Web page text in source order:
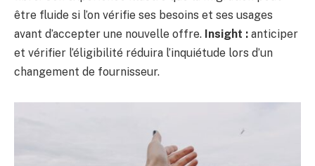
être fluide si l’on vérifie ses besoins et ses usages
avant d’accepter une nouvelle offre. Insight : anticiper
et vérifier l’éligibilité réduira l’inquiétude lors d’un
changement de fournisseur.